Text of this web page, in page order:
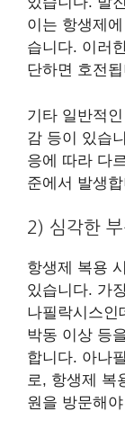
이는 항생제
습니다. 이러
단하면 호전
기타 일반적
감 등이 있습
응에 따라 다
준에서 발생
2) 심각한
항생제 복용
있습니다. 가
나필락시스인
박동 이상 등
합니다. 아나
로, 항생제 복
원을 방문해